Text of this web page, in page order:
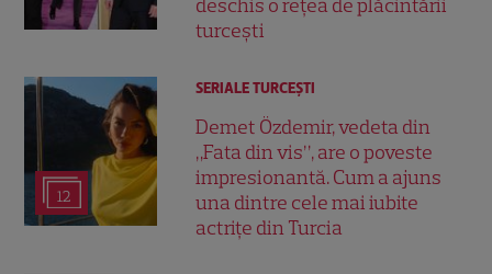
deschis o rețea de plăcintării
turcești
12
SERIALE TURCEŞTI
Demet Özdemir, vedeta din
„Fata din vis”, are o poveste
impresionantă. Cum a ajuns
una dintre cele mai iubite
actrițe din Turcia